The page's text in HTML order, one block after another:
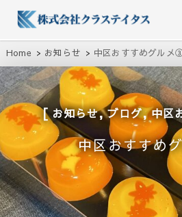
株式会社クラス
地域のコミュニティーを大切にする企業
Home お知らせ 中区おすすめグルメ
お知らせ,ブログ,中区
中区おすすめ